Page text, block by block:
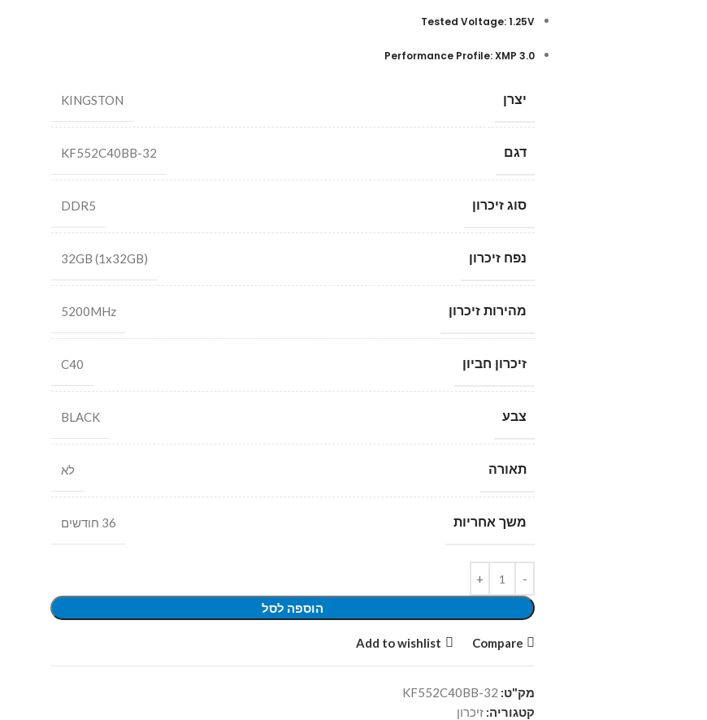
Tested Voltage: 1.25V
Performance Profile: XMP 3.0
יצרן KINGSTON
דגם KF552C40BB-32
סוג זיכרון DDR5
נפח זיכרון 32GB (1x32GB)
מהירות זיכרון 5200MHz
זיכרון חביון C40
צבע BLACK
תאורה לא
משך אחריות 36 חודשים
הוספה לסל
Compare
Add to wishlist
מק"ט: KF552C40BB-32
קטגוריה: זיכרון